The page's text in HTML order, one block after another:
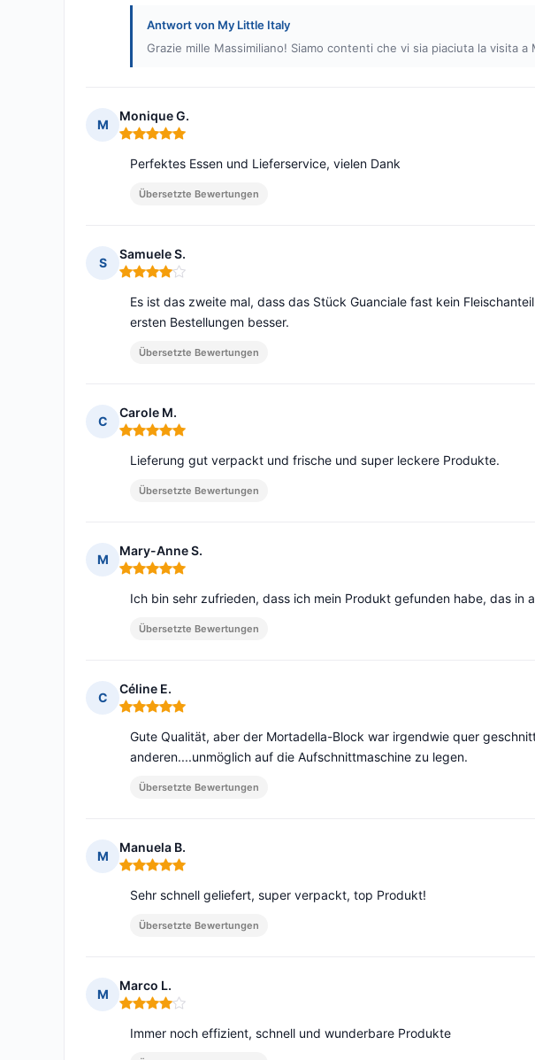
Antwort von My Little Italy
Grazie mille Massimiliano! Siamo contenti che vi sia piaciuta la visita a
M
Monique G.
Hinweis: 5 von 5
Perfektes Essen und Lieferservice, vielen Dank
Übersetzte Bewertungen
S
Samuele S.
Hinweis: 4 von 5
Es ist das zweite mal, dass das Stück Guanciale fast kein
ersten Bestellungen besser.
Übersetzte Bewertungen
C
Carole M.
Hinweis: 5 von 5
Lieferung gut verpackt und frische und super leckere Produkte.
Übersetzte Bewertungen
M
Mary-Anne S.
Hinweis: 5 von 5
Ich bin sehr zufrieden, dass ich mein Produkt gefunden habe, das in
Übersetzte Bewertungen
C
Céline E.
Hinweis: 5 von 5
Gute Qualität, aber der Mortadella-Block war irgendwie quer
anderen....unmöglich auf die Aufschnittmaschine zu legen.
Übersetzte Bewertungen
M
Manuela B.
Hinweis: 5 von 5
Sehr schnell geliefert, super verpackt, top Produkt!
Übersetzte Bewertungen
M
Marco L.
Hinweis: 4 von 5
Immer noch effizient, schnell und wunderbare Produkte